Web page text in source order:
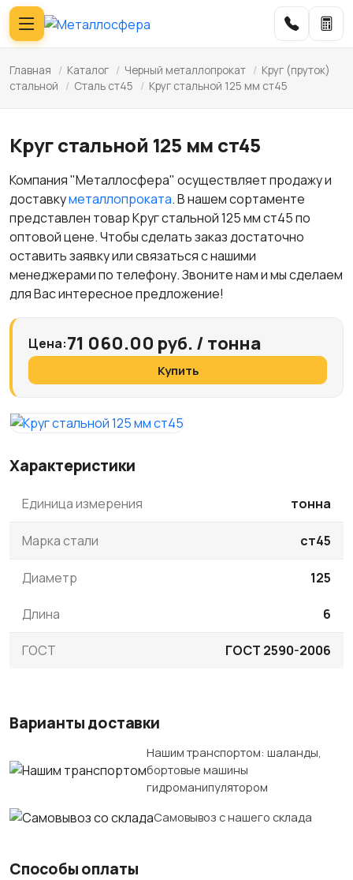
Главная / Каталог / Черный металлопрокат / Круг (пруток)
стальной
/ Сталь ст45 / Круг стальной 125 мм ст45
Круг стальной 125 мм ст45
Компания "Металлосфера" осуществляет продажу и
доставкуметаллопроката. В нашем сортаменте
представлен товар Круг стальной 125 мм ст45 по
оптовой цене. Чтобы сделать заказ достаточно
оставить заявку или связаться с нашими
менеджерами по телефону. Звоните нам и мы сделаем
для Вас интересное предложение!
Цена:71 060.00 руб. / тонна
Купить
Характеристики
Единица измерения тонна
Марка стали ст45
Диаметр 125
Длина 6
ГОСТ ГОСТ 2590-2006
Варианты доставки
Нашим транспортом: шаланды,
бортовые машины
гидроманипулятором
Самовывоз с нашего склада
Способы оплаты